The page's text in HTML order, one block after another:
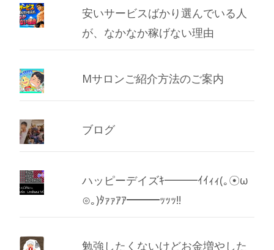
安いサービスばかり選んでいる人
が、なかなか稼げない理由
Mサロンご紹介方法のご案内
ブログ
ハッピーデイズｷ━━━ｲｲｨｨ(｡☉ω
⊙｡)ﾀｧｧｱｱ━━━ｯｯｯ!!
勉強したくないけどお金増やした